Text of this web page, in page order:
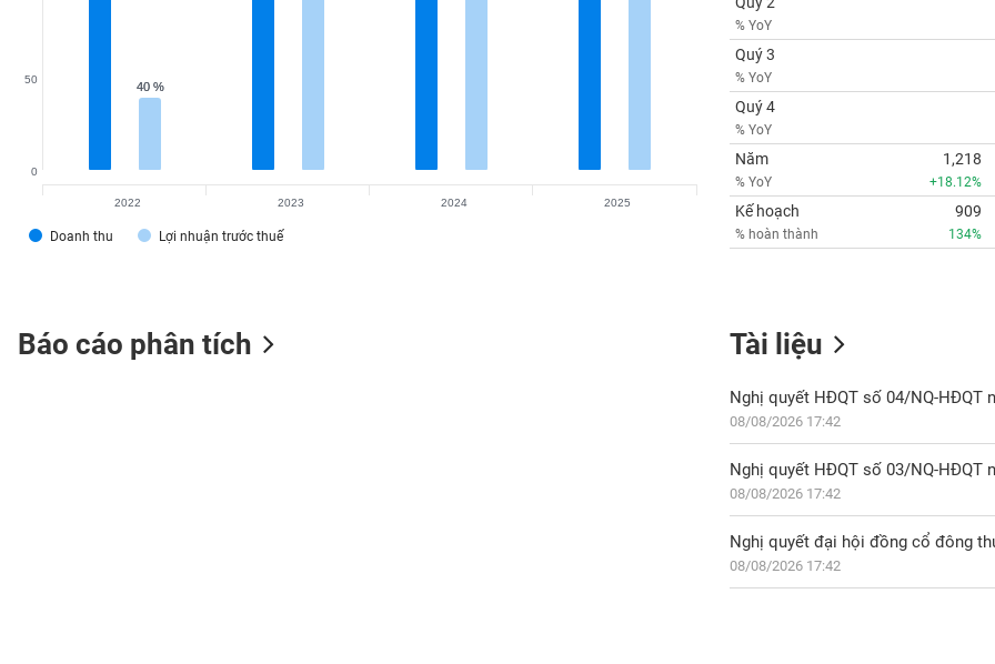
40 %
40 %
Doanh thu Lợi nhuận trước thuế
0
50
2022 2023 2024 2025
% YoY
Quý 3
% YoY
Quý 4
% YoY
Năm
% YoY
1,218
+18.12%
Kế hoạch
% hoàn thành
909
134%
Báo cáo phân tích Tài liệu
08/08/2026 17:42
08/08/2026 17:42
Nghị quyết đại hội đồng cổ đông
08/08/2026 17:42
DÙNG